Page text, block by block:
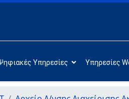
Υπηρεσίες Υπηρεσίες